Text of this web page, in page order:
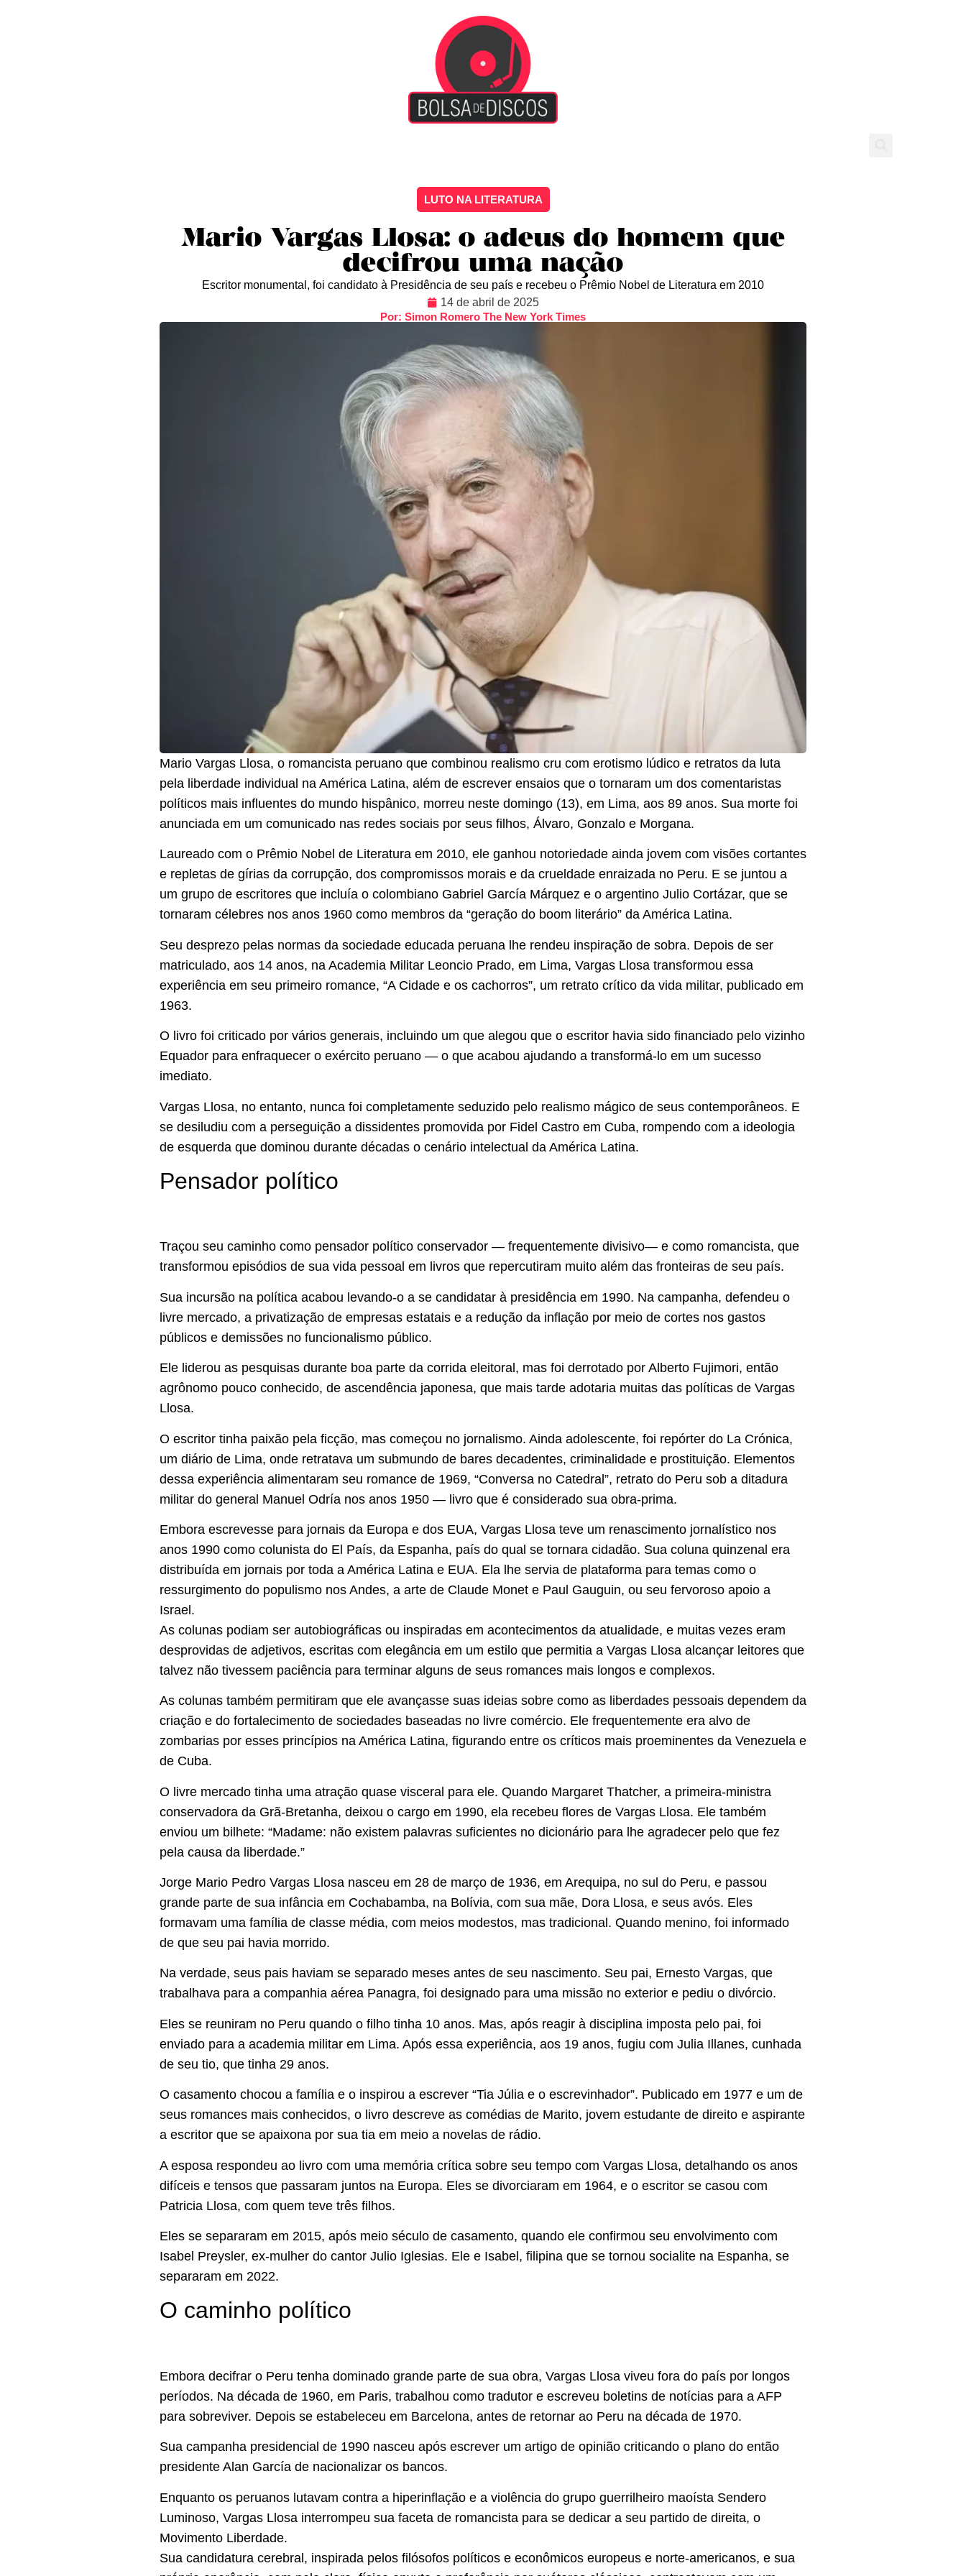
LUTO NA LITERATURA
Mario Vargas Llosa: o adeus do homem que
decifrou uma nação
Escritor monumental, foi candidato à Presidência de seu país e recebeu o Prêmio Nobel de Literatura em 2010
14 de abril de 2025
Por: Simon Romero The New York Times
Mario Vargas Llosa, o romancista peruano que combinou realismo cru com erotismo lúdico e retratos da luta
pela liberdade individual na América Latina, além de escrever ensaios que o tornaram um dos comentaristas
políticos mais influentes do mundo hispânico, morreu neste domingo (13), em Lima, aos 89 anos. Sua morte foi
anunciada em um comunicado nas redes sociais por seus filhos, Álvaro, Gonzalo e Morgana.
Laureado com o Prêmio Nobel de Literatura em 2010, ele ganhou notoriedade ainda jovem com visões cortantes
e repletas de gírias da corrupção, dos compromissos morais e da crueldade enraizada no Peru. E se juntou a
um grupo de escritores que incluía o colombiano Gabriel García Márquez e o argentino Julio Cortázar, que se
tornaram célebres nos anos 1960 como membros da “geração do boom literário” da América Latina.
Seu desprezo pelas normas da sociedade educada peruana lhe rendeu inspiração de sobra. Depois de ser
matriculado, aos 14 anos, na Academia Militar Leoncio Prado, em Lima, Vargas Llosa transformou essa
experiência em seu primeiro romance, “A Cidade e os cachorros”, um retrato crítico da vida militar, publicado em
1963.
O livro foi criticado por vários generais, incluindo um que alegou que o escritor havia sido financiado pelo vizinho
Equador para enfraquecer o exército peruano — o que acabou ajudando a transformá-lo em um sucesso
imediato.
Vargas Llosa, no entanto, nunca foi completamente seduzido pelo realismo mágico de seus contemporâneos. E
se desiludiu com a perseguição a dissidentes promovida por Fidel Castro em Cuba, rompendo com a ideologia
de esquerda que dominou durante décadas o cenário intelectual da América Latina.
Pensador político
Traçou seu caminho como pensador político conservador — frequentemente divisivo— e como romancista, que
transformou episódios de sua vida pessoal em livros que repercutiram muito além das fronteiras de seu país.
Sua incursão na política acabou levando-o a se candidatar à presidência em 1990. Na campanha, defendeu o
livre mercado, a privatização de empresas estatais e a redução da inflação por meio de cortes nos gastos
públicos e demissões no funcionalismo público.
Ele liderou as pesquisas durante boa parte da corrida eleitoral, mas foi derrotado por Alberto Fujimori, então
agrônomo pouco conhecido, de ascendência japonesa, que mais tarde adotaria muitas das políticas de Vargas
Llosa.
O escritor tinha paixão pela ficção, mas começou no jornalismo. Ainda adolescente, foi repórter do La Crónica,
um diário de Lima, onde retratava um submundo de bares decadentes, criminalidade e prostituição. Elementos
dessa experiência alimentaram seu romance de 1969, “Conversa no Catedral”, retrato do Peru sob a ditadura
militar do general Manuel Odría nos anos 1950 — livro que é considerado sua obra-prima.
Embora escrevesse para jornais da Europa e dos EUA, Vargas Llosa teve um renascimento jornalístico nos
anos 1990 como colunista do El País, da Espanha, país do qual se tornara cidadão. Sua coluna quinzenal era
distribuída em jornais por toda a América Latina e EUA. Ela lhe servia de plataforma para temas como o
ressurgimento do populismo nos Andes, a arte de Claude Monet e Paul Gauguin, ou seu fervoroso apoio a
Israel.
As colunas podiam ser autobiográficas ou inspiradas em acontecimentos da atualidade, e muitas vezes eram
desprovidas de adjetivos, escritas com elegância em um estilo que permitia a Vargas Llosa alcançar leitores que
talvez não tivessem paciência para terminar alguns de seus romances mais longos e complexos.
As colunas também permitiram que ele avançasse suas ideias sobre como as liberdades pessoais dependem da
criação e do fortalecimento de sociedades baseadas no livre comércio. Ele frequentemente era alvo de
zombarias por esses princípios na América Latina, figurando entre os críticos mais proeminentes da Venezuela e
de Cuba.
O livre mercado tinha uma atração quase visceral para ele. Quando Margaret Thatcher, a primeira-ministra
conservadora da Grã-Bretanha, deixou o cargo em 1990, ela recebeu flores de Vargas Llosa. Ele também
enviou um bilhete: “Madame: não existem palavras suficientes no dicionário para lhe agradecer pelo que fez
pela causa da liberdade.”
Jorge Mario Pedro Vargas Llosa nasceu em 28 de março de 1936, em Arequipa, no sul do Peru, e passou
grande parte de sua infância em Cochabamba, na Bolívia, com sua mãe, Dora Llosa, e seus avós. Eles
formavam uma família de classe média, com meios modestos, mas tradicional. Quando menino, foi informado
de que seu pai havia morrido.
Na verdade, seus pais haviam se separado meses antes de seu nascimento. Seu pai, Ernesto Vargas, que
trabalhava para a companhia aérea Panagra, foi designado para uma missão no exterior e pediu o divórcio.
Eles se reuniram no Peru quando o filho tinha 10 anos. Mas, após reagir à disciplina imposta pelo pai, foi
enviado para a academia militar em Lima. Após essa experiência, aos 19 anos, fugiu com Julia Illanes, cunhada
de seu tio, que tinha 29 anos.
O casamento chocou a família e o inspirou a escrever “Tia Júlia e o escrevinhador”. Publicado em 1977 e um de
seus romances mais conhecidos, o livro descreve as comédias de Marito, jovem estudante de direito e aspirante
a escritor que se apaixona por sua tia em meio a novelas de rádio.
A esposa respondeu ao livro com uma memória crítica sobre seu tempo com Vargas Llosa, detalhando os anos
difíceis e tensos que passaram juntos na Europa. Eles se divorciaram em 1964, e o escritor se casou com
Patricia Llosa, com quem teve três filhos.
Eles se separaram em 2015, após meio século de casamento, quando ele confirmou seu envolvimento com
Isabel Preysler, ex-mulher do cantor Julio Iglesias. Ele e Isabel, filipina que se tornou socialite na Espanha, se
separaram em 2022.
O caminho político
Embora decifrar o Peru tenha dominado grande parte de sua obra, Vargas Llosa viveu fora do país por longos
períodos. Na década de 1960, em Paris, trabalhou como tradutor e escreveu boletins de notícias para a AFP
para sobreviver. Depois se estabeleceu em Barcelona, antes de retornar ao Peru na década de 1970.
Sua campanha presidencial de 1990 nasceu após escrever um artigo de opinião criticando o plano do então
presidente Alan García de nacionalizar os bancos.
Enquanto os peruanos lutavam contra a hiperinflação e a violência do grupo guerrilheiro maoísta Sendero
Luminoso, Vargas Llosa interrompeu sua faceta de romancista para se dedicar a seu partido de direita, o
Movimento Liberdade.
Sua candidatura cerebral, inspirada pelos filósofos políticos e econômicos europeus e norte-americanos, e sua